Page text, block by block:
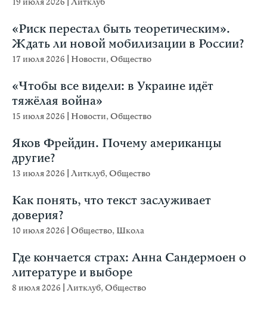
«Риск перестал быть теоретическим».
Ждать ли новой мобилизации в России?
17 июля 2026 Новости,Общество
«Чтобы все видели: в Украине идёт
тяжёлая война»
15 июля 2026 Новости,Общество
Яков Фрейдин. Почему американцы
другие?
13 июля 2026 Литклуб,Общество
Как понять, что текст заслуживает
доверия?
10 июля 2026 Общество, Школа
Где кончается страх: Анна Сандермоен о
литературе и выборе
8 июля 2026 Литклуб,Общество